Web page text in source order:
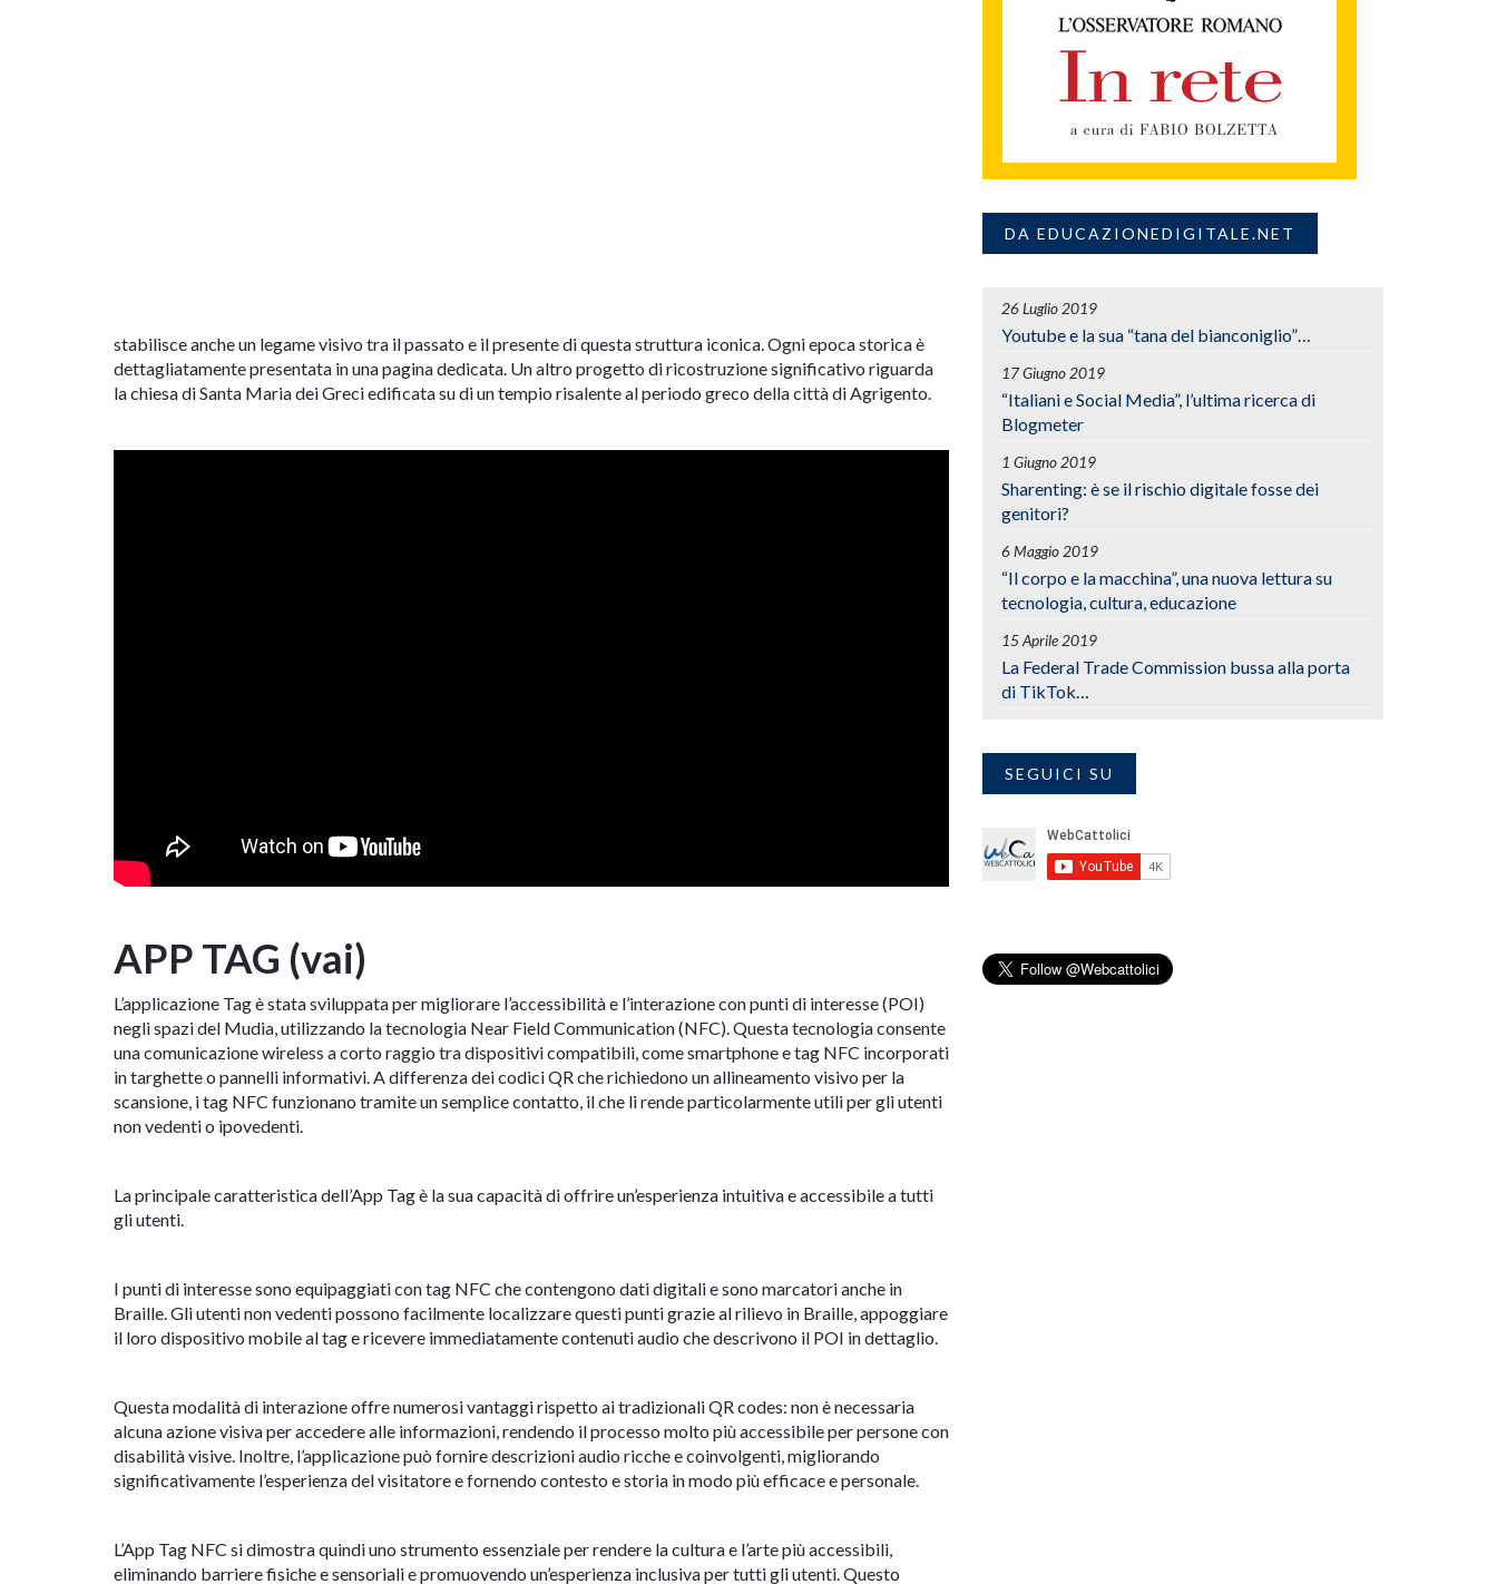
stabilisce anche un legame visivo tra il passato e il presente di questa struttura iconica. Ogni epoca storica è
dettagliatamente presentata in una pagina dedicata. Un altro progetto di ricostruzione significativo riguarda
la chiesa di Santa Maria dei Greci edificata su di un tempio risalente al periodo greco della città di Agrigento.
APP TAG (vai)
L’applicazione Tag è stata sviluppata per migliorare l’accessibilità e l’interazione con punti di interesse (POI)
negli spazi del Mudia, utilizzando la tecnologia Near Field Communication (NFC). Questa tecnologia consente
una comunicazione wireless a corto raggio tra dispositivi compatibili, come smartphone e tag NFC incorporati
in targhette o pannelli informativi. A differenza dei codici QR che richiedono un allineamento visivo per la
scansione, i tag NFC funzionano tramite un semplice contatto, il che li rende particolarmente utili per gli utenti
non vedenti o ipovedenti.
La principale caratteristica dell’App Tag è la sua capacità di offrire un’esperienza intuitiva e accessibile a tutti
gli utenti.
I punti di interesse sono equipaggiati con tag NFC che contengono dati digitali e sono marcatori anche in
Braille. Gli utenti non vedenti possono facilmente localizzare questi punti grazie al rilievo in Braille, appoggiare
il loro dispositivo mobile al tag e ricevere immediatamente contenuti audio che descrivono il POI in dettaglio.
Questa modalità di interazione offre numerosi vantaggi rispetto ai tradizionali QR codes: non è necessaria
alcuna azione visiva per accedere alle informazioni, rendendo il processo molto più accessibile per persone con
disabilità visive. Inoltre, l’applicazione può fornire descrizioni audio ricche e coinvolgenti, migliorando
significativamente l’esperienza del visitatore e fornendo contesto e storia in modo più efficace e personale.
L’App Tag NFC si dimostra quindi uno strumento essenziale per rendere la cultura e l’arte più accessibili,
eliminando barriere fisiche e sensoriali e promuovendo un’esperienza inclusiva per tutti gli utenti. Questo
DA EDUCAZIONEDIGITALE.NET
26 Luglio 2019
Youtube e la sua “tana del bianconiglio”…
17 Giugno 2019
“Italiani e Social Media”, l’ultima ricerca di
Blogmeter
1 Giugno 2019
Sharenting: è se il rischio digitale fosse dei
genitori?
6 Maggio 2019
“Il corpo e la macchina”, una nuova lettura su
tecnologia, cultura, educazione
15 Aprile 2019
La Federal Trade Commission bussa alla porta
di TikTok…
SEGUICI SU